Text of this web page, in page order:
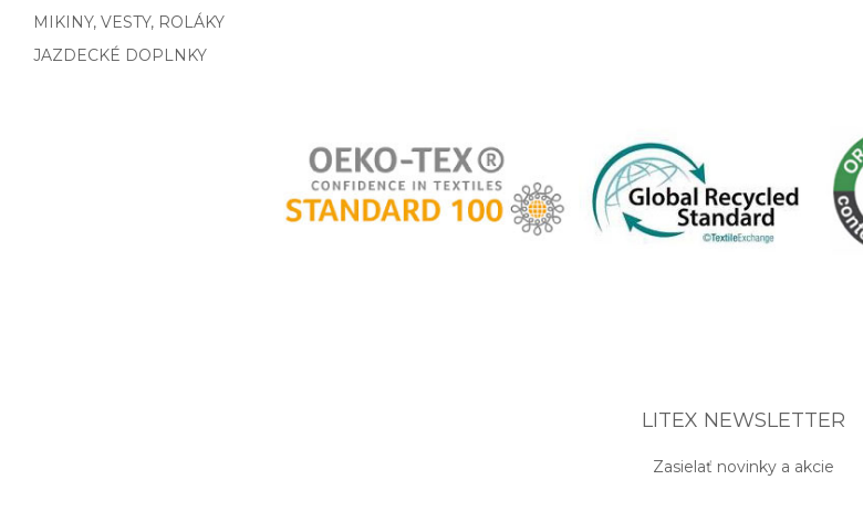
MIKINY, VESTY, ROLÁKY
JAZDECKÉ DOPLNKY
LITEX NEWSLETTER
Zasielať novinky a akcie